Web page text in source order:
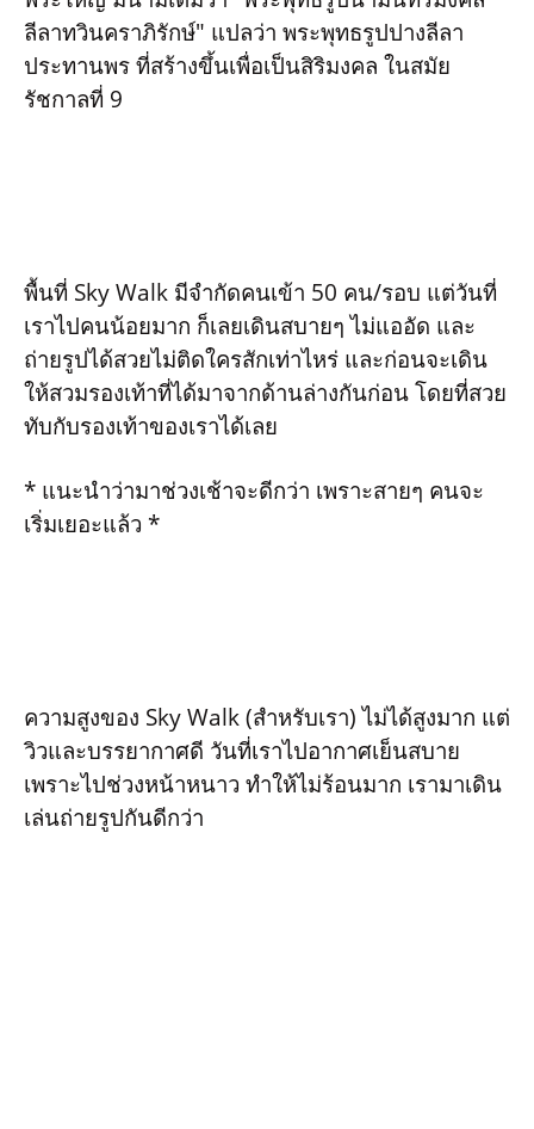
ลีลาทวินคราภิรักษ์" แปลว่า พระพุทธรูปปางลีลา
ประทานพร ที่สร้างขึ้นเพื่อเป็นสิริมงคล ในสมัย
รัชกาลที่ 9
พื้นที่ Sky Walk มีจำกัดคนเข้า 50 คน/รอบ แต่วันที่
เราไปคนน้อยมาก ก็เลยเดินสบายๆ ไม่แออัด และ
ถ่ายรูปได้สวยไม่ติดใครสักเท่าไหร่ และก่อนจะเดิน
ให้สวมรองเท้าที่ได้มาจากด้านล่างกันก่อน โดยที่สวย
ทับกับรองเท้าของเราได้เลย
* แนะนำว่ามาช่วงเช้าจะดีกว่า เพราะสายๆ คนจะ
เริ่มเยอะแล้ว *
ความสูงของ Sky Walk (สำหรับเรา) ไม่ได้สูงมาก แต่
วิวและบรรยากาศดี วันที่เราไปอากาศเย็นสบาย
เพราะไปช่วงหน้าหนาว ทำให้ไม่ร้อนมาก เรามาเดิน
เล่นถ่ายรูปกันดีกว่า